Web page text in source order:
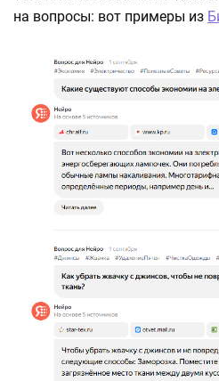
на вопросы: вот примеры из